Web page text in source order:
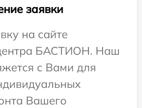
заявки
на сайте
БАСТИОН. Наш
с Вами для
Вашего